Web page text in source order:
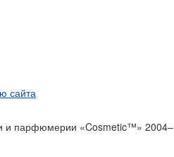
сайта
и парфюмерии «Cosmetic™» 2004–